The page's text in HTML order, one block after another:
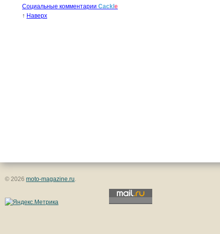
Социальные комментарии Cackl e
↑ Наверх
© 2026 moto-magazine.ru.